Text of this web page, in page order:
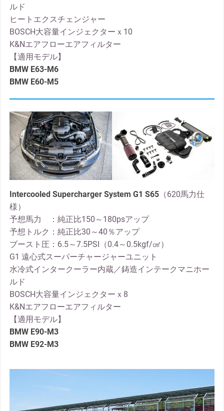
ルド
ヒートエクスチェンジャー
BOSCH大容量インジェクターｘ10
K&Nエアフローエアフィルター
【適用モデル】
BMW E63-M6
BMW E60-M5
Intercooled Supercharger System G1 S65（620馬力仕
様）
予想馬力 ：純正比150～180psアップ
予想トルク：純正比30～40％アップ
ブースト圧：6.5～7.5PSI（0.4～0.5kgf/㎠）
G1 遠心式スーパーチャージャーユニット
水冷式インタークーラー内蔵／鋳造インテークマニホー
ルド
BOSCH大容量インジェクターｘ8
K&Nエアフローエアフィルター
【適用モデル】
BMW E90-M3
BMW E92-M3